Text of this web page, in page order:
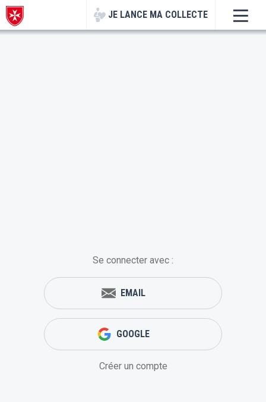
JE LANCE MA COLLECTE
Se connecter avec :
EMAIL
GOOGLE
Créer un compte
Navigated to Connexion | Les Défis Malte | Ordre de Malte